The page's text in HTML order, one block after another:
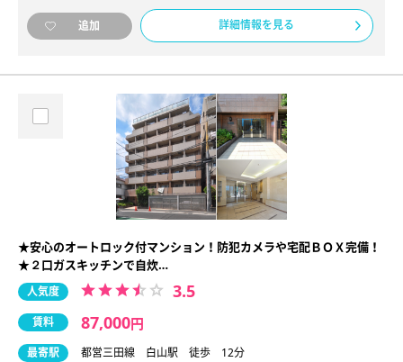
追加 詳細情報を見る
★安心のオートロック付マンション！防犯カメラや宅配ＢＯＸ完備！
★２口ガスキッチンで自炊…
人気度 3.5
賃料 87,000円
最寄駅 都営三田線 白山駅 徒歩 12分